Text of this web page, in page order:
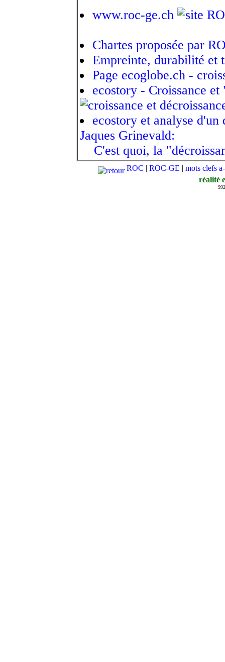
www.roc-ge.ch
Chartes proposée par
Empreinte, durabilité et
Page ecoglobe.ch -
ecostory - Croissance et
ecostory et analyse
Jaques Grinevald:
C'est quoi, la
ROC | ROC-GE | mots clefs
réalité